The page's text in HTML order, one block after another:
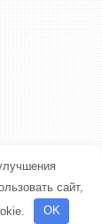
сайт,
OK